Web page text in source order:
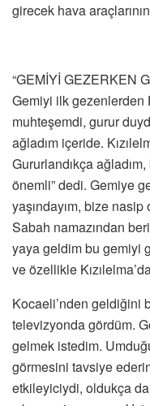
girecek hava
“GEMİYİ GEZERKEN
Gemiyi ilk gezenlerden
muhteşemdi, gurur
ağladım içeride.
Gururlandıkça
önemli” dedi. Gemiye
yaşındayım, bize
Sabah namazından
yaya geldim bu gemiyi
ve özellikle
Kocaeli’nden geldiğini
televizyonda gördüm.
gelmek istedim.
görmesini tavsiye
etkileyiciydi, oldukça